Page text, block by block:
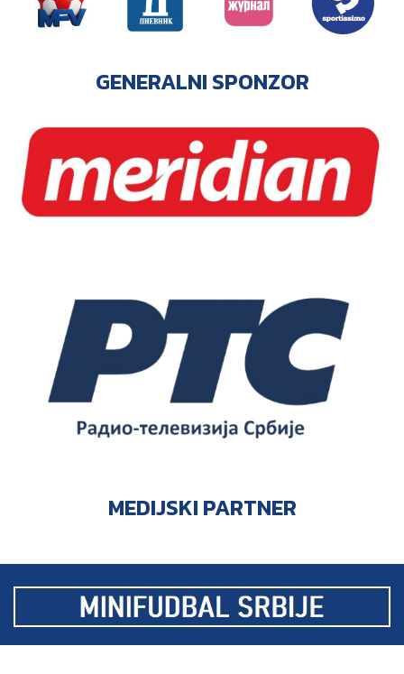
GENERALNI SPONZOR
MEDIJSKI PARTNER